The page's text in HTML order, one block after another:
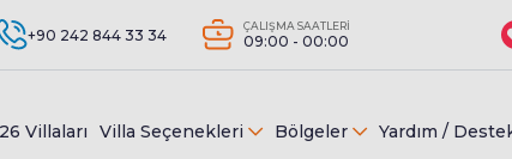
+90 242 844 33 34 ÇALIŞMA SAATLERİ
09:00 - 00:00
Villaları Villa Seçenekleri Bölgeler Yardım /